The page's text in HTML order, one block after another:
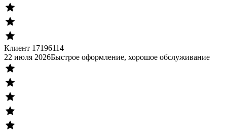
Клиент 17196114
22 июля 2026Быстрое оформление, хорошое обслуживание